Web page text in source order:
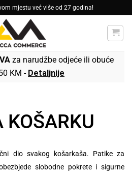
mjestu već više od 27 godina!
za narudžbe odjeće ili obuće
KM - Detaljnije
KOŠARKU
dio svakog košarkaša. Patike za
slobodne pokrete i sigurne